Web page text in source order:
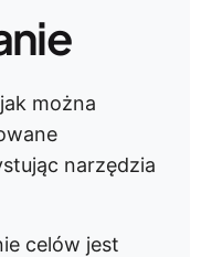
można
narzędzia
celów jest